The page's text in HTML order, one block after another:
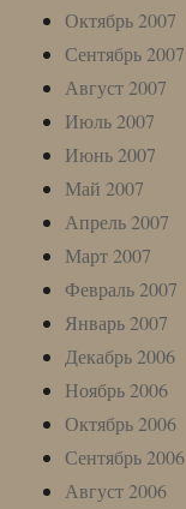
Октябрь 2007
Сентябрь 2007
Август 2007
Июль 2007
Июнь 2007
Май 2007
Апрель 2007
Март 2007
Февраль 2007
Январь 2007
Декабрь 2006
Ноябрь 2006
Октябрь 2006
Сентябрь 2006
Август 2006